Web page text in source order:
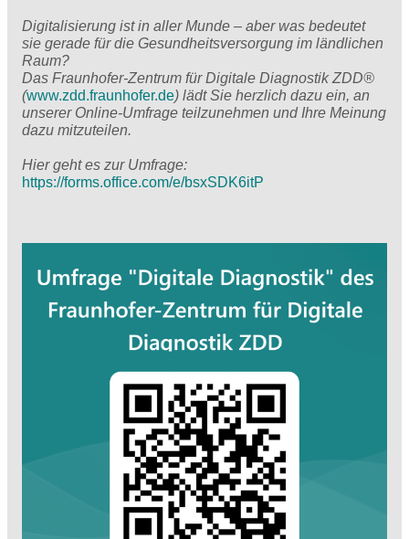
Digitalisierung ist in aller Munde – aber was bedeutet
sie gerade für die Gesundheitsversorgung im ländlichen
Raum?
Das Fraunhofer-Zentrum für Digitale Diagnostik ZDD®
(www.zdd.fraunhofer.de) lädt Sie herzlich dazu ein, an
unserer Online-Umfrage teilzunehmen und Ihre Meinung
dazu mitzuteilen.
Hier geht es zur Umfrage:
https://forms.office.com/e/bsxSDK6itP